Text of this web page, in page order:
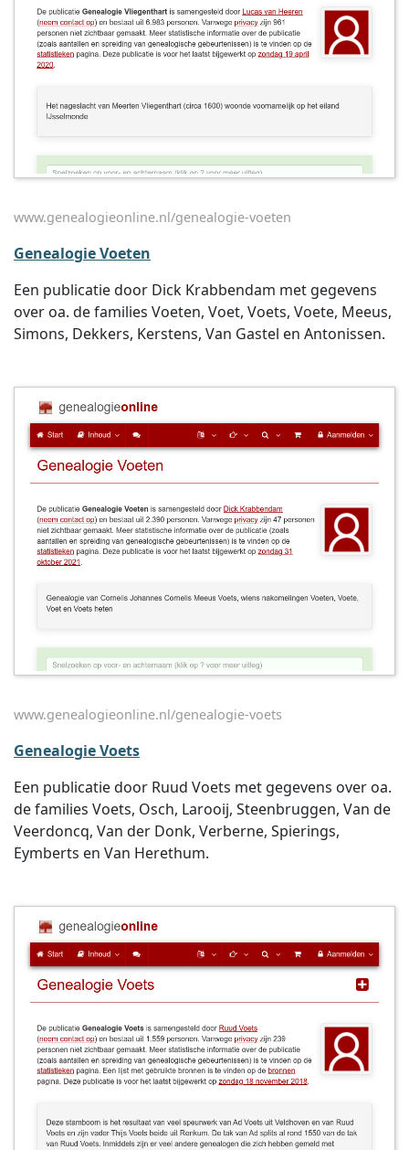
www.genealogieonline.nl/genealogie-voeten
Genealogie Voeten
Een publicatie door Dick Krabbendam met gegevens
over oa. de families Voeten, Voet, Voets, Voete, Meeus,
Simons, Dekkers, Kerstens, Van Gastel en Antonissen.
www.genealogieonline.nl/genealogie-voets
Genealogie Voets
Een publicatie door Ruud Voets met gegevens over oa.
de families Voets, Osch, Larooij, Steenbruggen, Van de
Veerdoncq, Van der Donk, Verberne, Spierings,
Eymberts en Van Herethum.